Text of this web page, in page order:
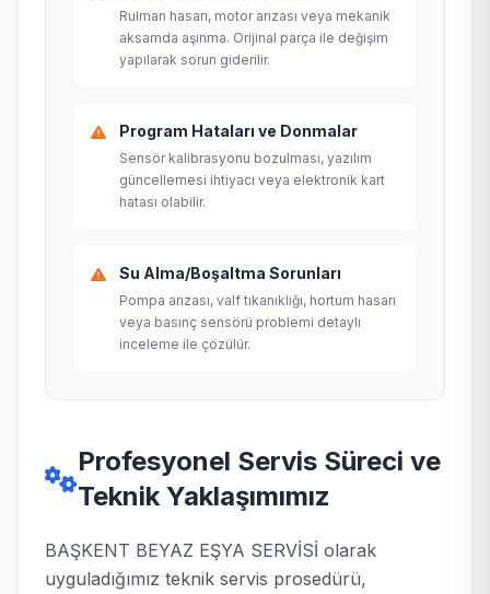
Rulman hasarı, motor arızası veya mekanik
aksamda aşınma. Orijinal parça ile değişim
yapılarak sorun giderilir.
Program Hataları ve Donmalar
Sensör kalibrasyonu bozulması, yazılım
güncellemesi ihtiyacı veya elektronik kart
hatası olabilir.
Su Alma/Boşaltma Sorunları
Pompa arızası, valf tıkanıklığı, hortum hasarı
veya basınç sensörü problemi detaylı
inceleme ile çözülür.
Profesyonel Servis Süreci ve
Teknik Yaklaşımımız
BAŞKENT BEYAZ EŞYA SERVİSİ olarak
uyguladığımız teknik servis prosedürü,